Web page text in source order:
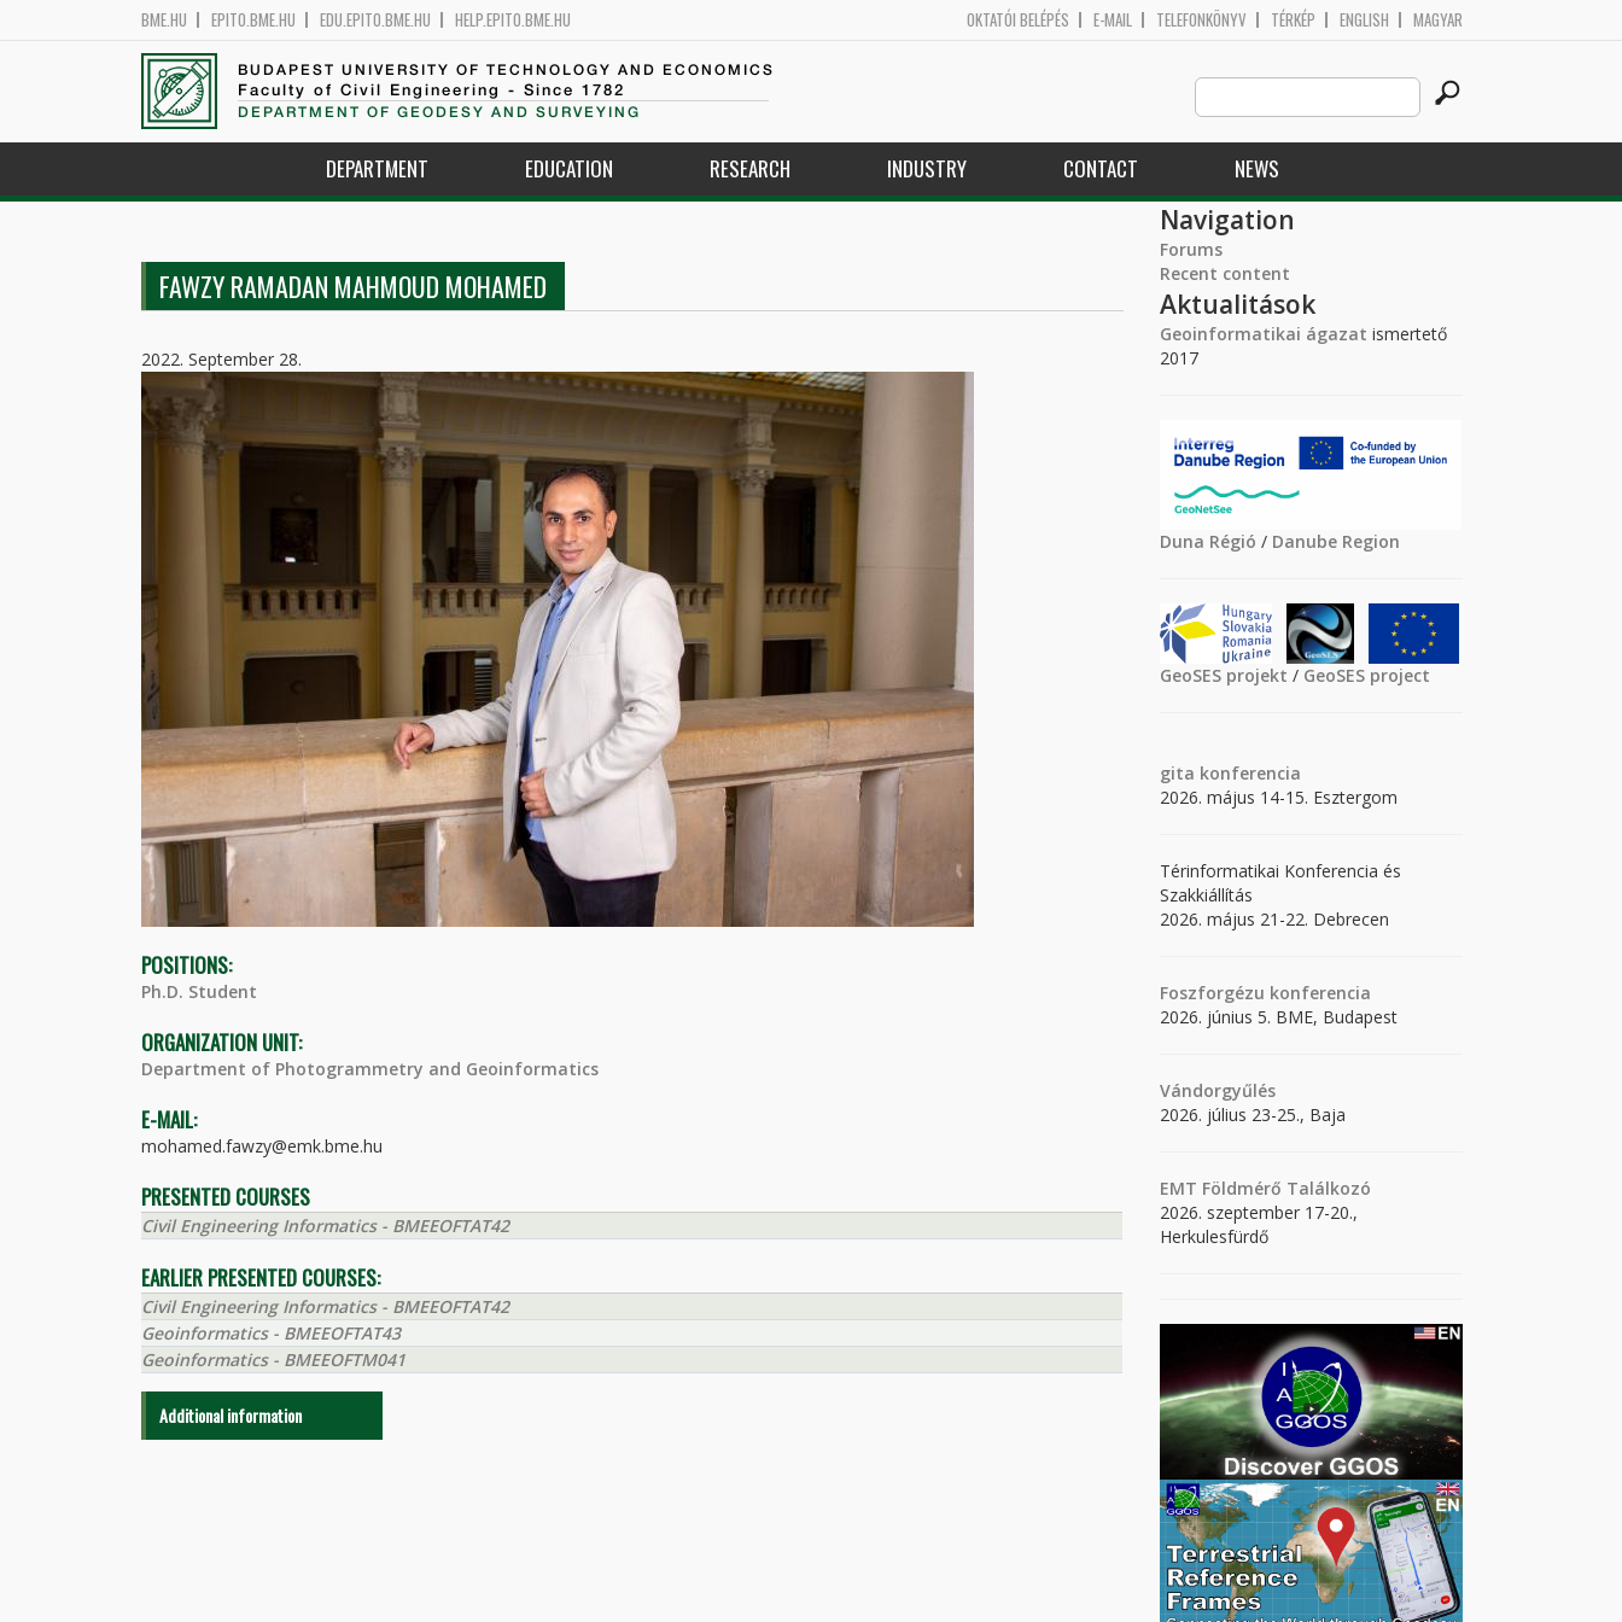
BME.HU EPITO.BME.HU EDU.EPITO.BME.HU HELP.EPITO.BME.HU OKTATÓI BELÉPÉS E-MAIL TELEFONKÖNYV TÉRKÉP ENGLISH MAGYAR
BUDAPEST UNIVERSITY OF TECHNOLOGY AND ECONOMICS
Faculty of Civil Engineering - Since 1782
DEPARTMENT OF GEODESY AND SURVEYING
Search
this
site
DEPARTMENT EDUCATION RESEARCH INDUSTRY CONTACT NEWS
FAWZY RAMADAN MAHMOUD MOHAMED
2022. September 28.
POSITIONS:
Ph.D. Student
ORGANIZATION UNIT:
Department of Photogrammetry and Geoinformatics
E-MAIL:
mohamed.fawzy@emk.bme.hu
PRESENTED COURSES
Civil Engineering Informatics - BMEEOFTAT42
EARLIER PRESENTED COURSES:
Civil Engineering Informatics - BMEEOFTAT42
Geoinformatics - BMEEOFTAT43
Geoinformatics - BMEEOFTM041
Additional information
Navigation
Forums
Recent content
Aktualitások
Geoinformatikai ágazat ismertető
2017
Duna Régió / Danube Region
GeoSES projekt / GeoSES project
gita konferencia
2026. május 14-15. Esztergom
Térinformatikai Konferencia és
Szakkiállítás
2026. május 21-22. Debrecen
Foszforgézu konferencia
2026. június 5. BME, Budapest
Vándorgyűlés
2026. július 23-25., Baja
EMT Földmérő Találkozó
2026. szeptember 17-20.,
Herkulesfürdő